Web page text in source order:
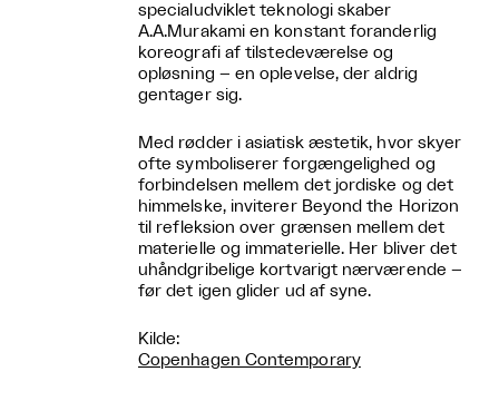
specialudviklet teknologi skaber
A.A.Murakami en konstant foranderlig
koreografi af tilstedeværelse og
opløsning – en oplevelse, der aldrig
gentager sig.
Med rødder i asiatisk æstetik, hvor skyer
ofte symboliserer forgængelighed og
forbindelsen mellem det jordiske og det
himmelske, inviterer Beyond the Horizon
til refleksion over grænsen mellem det
materielle og immaterielle. Her bliver det
uhåndgribelige kortvarigt nærværende –
før det igen glider ud af syne.
Kilde:
Copenhagen Contemporary